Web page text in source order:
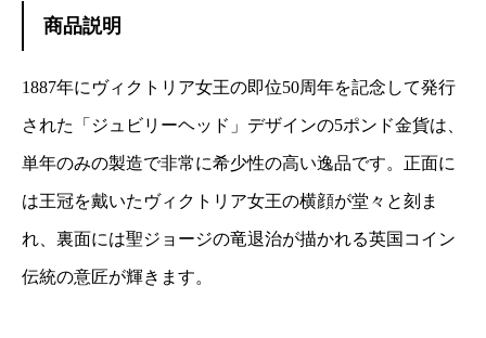
商品説明
1887年にヴィクトリア女王の即位50周年を記念して発行
された「ジュビリーヘッド」デザインの5ポンド金貨は、
単年のみの製造で非常に希少性の高い逸品です。正面に
は王冠を戴いたヴィクトリア女王の横顔が堂々と刻ま
れ、裏面には聖ジョージの竜退治が描かれる英国コイン
伝統の意匠が輝きます。